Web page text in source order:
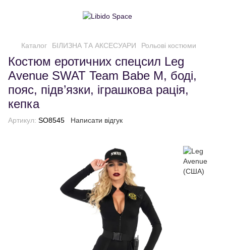
Каталог БІЛИЗНА ТА АКСЕСУАРИ Рольові костюми
Костюм еротичних спецсил Leg
Avenue SWAT Team Babe M, боді,
пояс, підв’язки, іграшкова рація,
кепка
Артикул: SO8545 Написати відгук